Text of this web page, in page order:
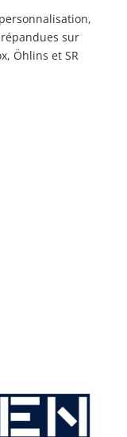
sur
Öhlins et SR